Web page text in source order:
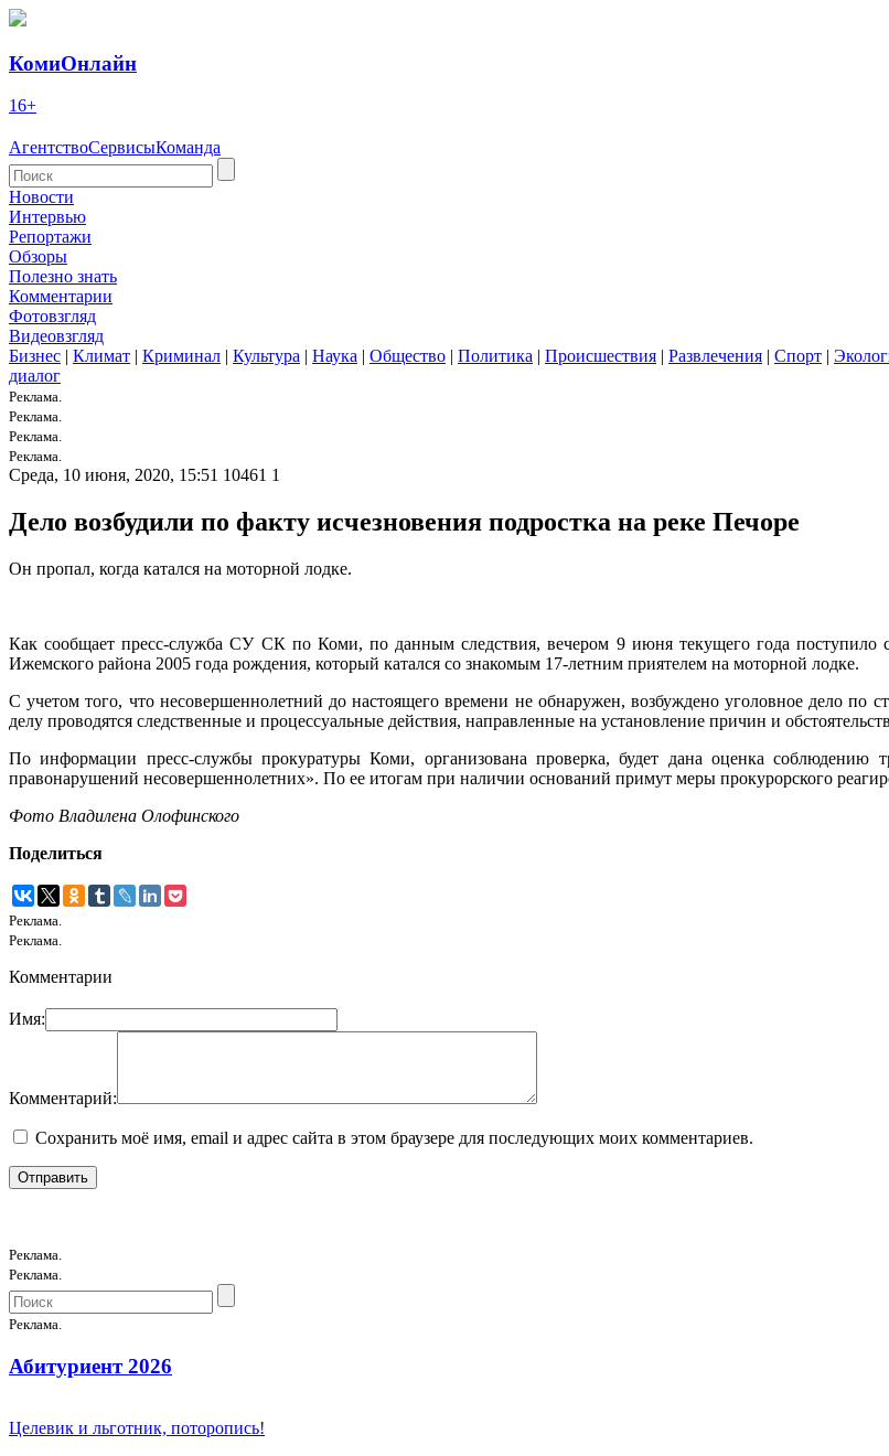
КомиОнлайн
16+
АгентствоСервисыКоманда
Новости
Интервью
Репортажи
Обзоры
Полезно знать
Комментарии
Фотовзгляд
Видеовзгляд
Бизнес | Климат | Криминал | Культура | Наука | Общество | Политика | Происшествия | Развлечения | Спорт |
диалог
Реклама.
Реклама.
Реклама.
Реклама.
Среда, 10 июня, 2020, 15:51 10461 1
Дело возбудили по факту исчезновения подростка на реке Печоре
Он пропал, когда катался на моторной лодке.
Как сообщает пресс-служба СУ СК по Коми, по данным следствия, вечером 9 июня текущего года
Ижемского района 2005 года рождения, который катался со знакомым 17-летним приятелем на моторной лодке.
С учетом того, что несовершеннолетний до настоящего времени не обнаружен, возбуждено уголовное дело по
делу проводятся следственные и процессуальные действия, направленные на установление причин и
По информации пресс-службы прокуратуры Коми, организована проверка, будет дана оценка соблюдению
правонарушений несовершеннолетних». По ее итогам при наличии оснований примут меры прокурорского
Фото Владилена Олофинского
Поделиться
Реклама.
Реклама.
Комментарии
Имя:
Комментарий:
Сохранить моё имя, email и адрес сайта в этом браузере для последующих моих комментариев.
Реклама.
Реклама.
Реклама.
Абитуриент 2026
Целевик и льготник, поторопись!